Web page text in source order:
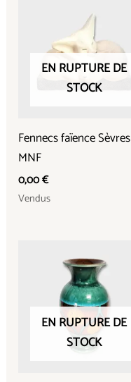
EN RUPTURE DE
STOCK
Fennecs faïence Sèvres
MNF
0,00€
Vendus
EN RUPTURE DE
STOCK